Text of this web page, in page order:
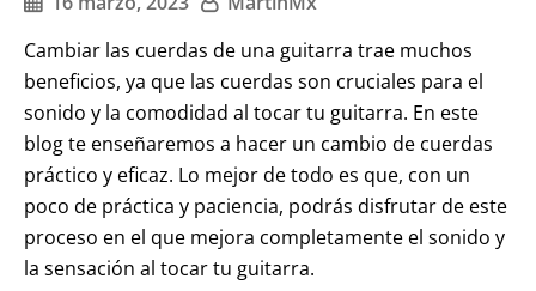
Cambiar las cuerdas de una guitarra trae muchos
beneficios, ya que las cuerdas son cruciales para el
sonido y la comodidad al tocar tu guitarra. En este
blog te enseñaremos a hacer un cambio de cuerdas
práctico y eficaz. Lo mejor de todo es que, con un
poco de práctica y paciencia, podrás disfrutar de este
proceso en el que mejora completamente el sonido y
la sensación al tocar tu guitarra.